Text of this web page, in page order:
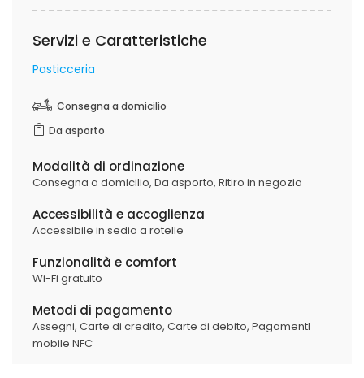
Servizi e Caratteristiche
Pasticceria
Consegna a domicilio
Da asporto
Modalità di ordinazione
Consegna a domicilio, Da asporto, Ritiro in negozio
Accessibilità e accoglienza
Accessibile in sedia a rotelle
Funzionalità e comfort
Wi-Fi gratuito
Metodi di pagamento
Assegni, Carte di credito, Carte di debito, PagamentI
mobile NFC